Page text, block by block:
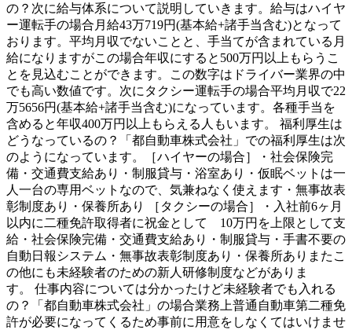
の？次に給与体系について説明していきます。給与はハイヤ
ー運転手の場合月給43万719円(基本給+諸手当含む)となって
おります。平均月収でないことと、手当てが含まれている月
給になりますがこの場合年収にすると500万円以上もらうこ
とを見込むことができます。この数字はドライバー業界の中
でも高い数値です。次にタクシー運転手の場合平均月収で22
万5656円(基本給+諸手当含む)になっています。各種手当を
含めると年収400万円以上もらえる人もいます。 福利厚生は
どうなっているの？「都自動車株式会社」での福利厚生は次
のようになっています。［ハイヤーの場合］・社会保険完
備・交通費支給あり・制服貸与・浴室あり・仮眠ベットは一
人一台の専用ベットなので、気兼ねなく使えます・無事故表
彰制度あり・保養所あり ［タクシーの場合］・入社前6ヶ月
以内に二種免許取得者に祝金として 10万円を上限として支
給・社会保険完備・交通費支給あり・制服貸与・手書不要の
自動日報システム・無事故表彰制度あり・保養所ありまたこ
の他にも未経験者のための新人研修制度などがありま
す。 仕事内容については分かったけど未経験者でも入れる
の？「都自動車株式会社」の場合業務上普通自動車第二種免
許が必要になってくるため事前に用意をしなくてはいけませ